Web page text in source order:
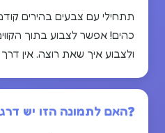
תתחילי עם צבעים בהירים
כהים! אפשר לצבוע בתוך
ולצבוע איך שאת רוצה. אין
האם לתמונה הזו יש